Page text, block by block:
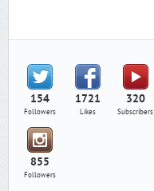
154
Followers
1721
Likes
320
Subscribers
855
Followers